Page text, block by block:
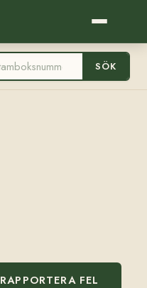
SÖK
RAPPORTERA FEL